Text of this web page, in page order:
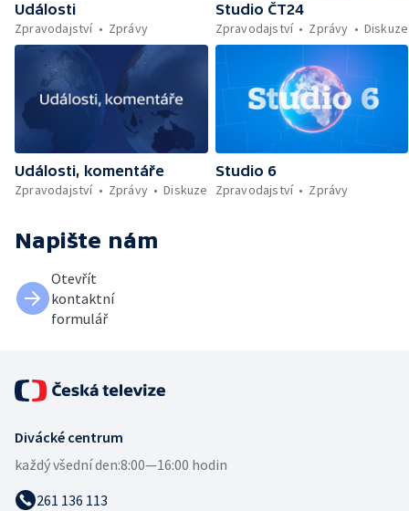
Události
Zpravodajství
Zprávy
Studio ČT24
Zpravodajství
Zprávy Diskuze
Události, komentáře
Zpravodajství
Zprávy Diskuze
Studio 6
Zpravodajství
Zprávy
Napište nám
Otevřít
kontaktní
formulář
Divácké centrum
každý všední den:8:00—16:00 hodin
261 136 113